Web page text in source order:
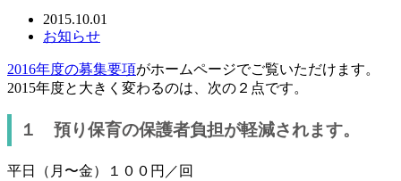
2015.10.01
お知らせ
2016年度の募集要項がホームページでご覧いただけます。
2015年度と大きく変わるのは、次の２点です。
１ 預り保育の保護者負担が軽減されます。
平日（月〜金）１００円／回